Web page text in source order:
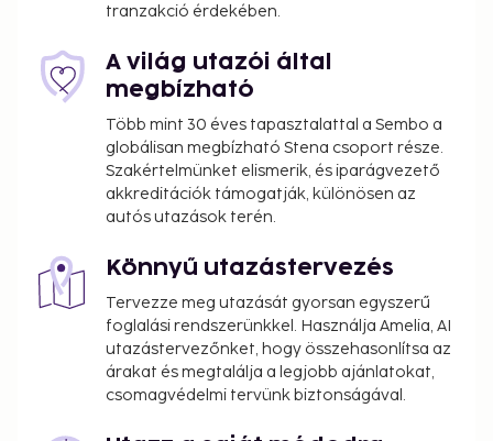
tranzakció érdekében.
A világ utazói által
megbízható
Több mint 30 éves tapasztalattal a Sembo a
globálisan megbízható Stena csoport része.
Szakértelmünket elismerik, és iparágvezető
akkreditációk támogatják, különösen az
autós utazások terén.
Könnyű utazástervezés
Tervezze meg utazását gyorsan egyszerű
foglalási rendszerünkkel. Használja Amelia, AI
utazástervezőnket, hogy összehasonlítsa az
árakat és megtalálja a legjobb ajánlatokat,
csomagvédelmi tervünk biztonságával.